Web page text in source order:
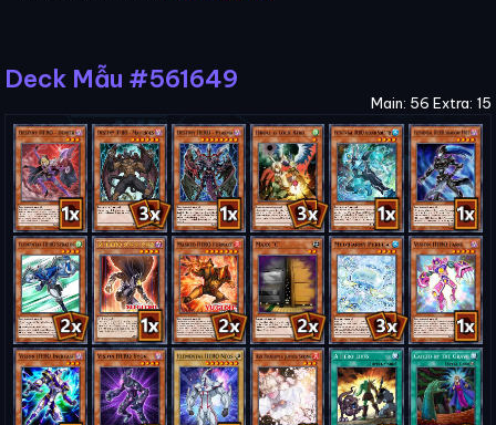
Deck Mẫu #561649
Main: 56 Extra: 15